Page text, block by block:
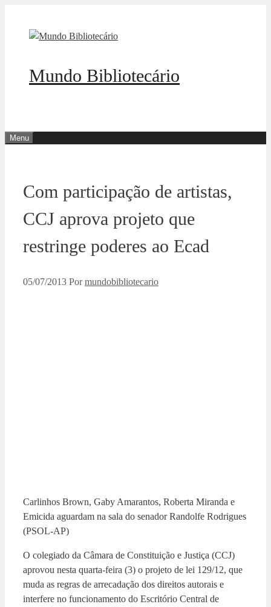
Mundo Bibliotecário
Menu
Com participação de artistas,
CCJ aprova projeto que
restringe poderes ao Ecad
05/07/2013 Pormundobibliotecario
Carlinhos Brown, Gaby Amarantos, Roberta Miranda e
Emicida aguardam na sala do senador Randolfe Rodrigues
(PSOL-AP)
O colegiado da Câmara de Constituição e Justiça (CCJ)
aprovou nesta quarta-feira (3) o projeto de lei 129/12, que
muda as regras de arrecadação dos direitos autorais e
interfere no funcionamento do Escritório Central de